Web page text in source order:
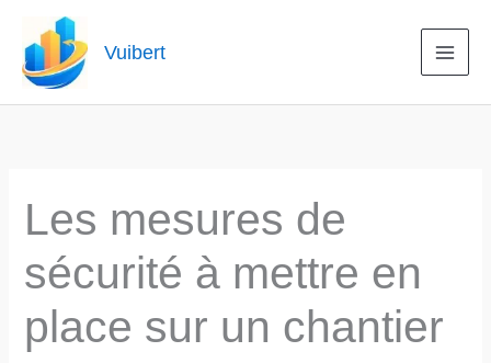
contenu
Vuibert
Les mesures de
sécurité à mettre en
place sur un chantier